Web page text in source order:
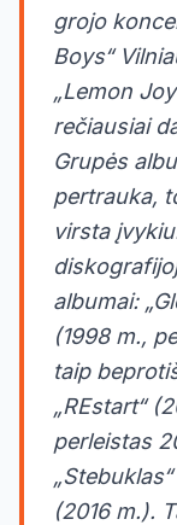
grojo
Boys“
„Lemon
rečiausiai
Grupės
pertrauka,
virsta
albumai:
(1998 m.,
taip
„REstart“
perleistas
(2016 m.).